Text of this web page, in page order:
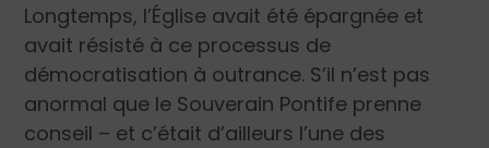
Longtemps, l’Église avait été épargnée et
avait résisté à ce processus de
démocratisation à outrance. S’il n’est pas
anormal que le Souverain Pontife prenne
conseil – et c’était d’ailleurs l’une des